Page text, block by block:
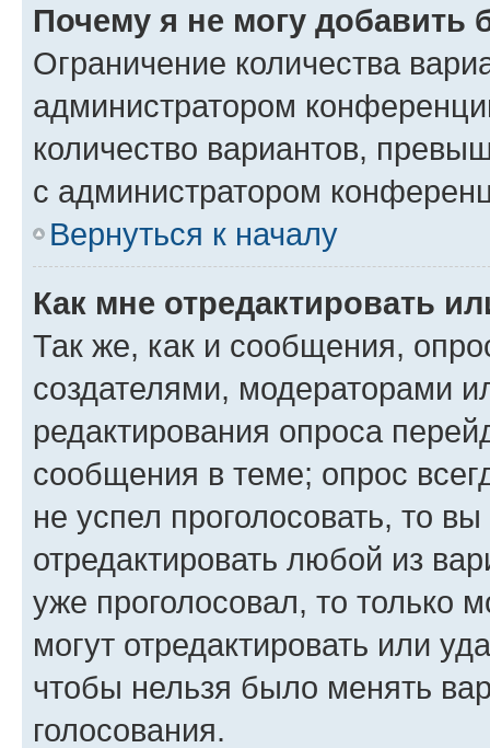
Почему я не могу добавить
Ограничение количества
администратором
количество вариантов,
с администратором
Вернуться к началу
Как мне отредактировать
Так же, как и сообщения,
создателями, модераторами
редактирования опроса
сообщения в теме; опрос
не успел проголосовать, то
отредактировать любой из
уже проголосовал, то только
могут отредактировать или
чтобы нельзя было менять
голосования.